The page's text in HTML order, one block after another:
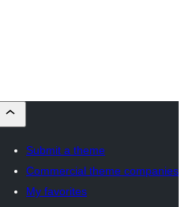
Submit a theme
Commercial theme companies
My favorites